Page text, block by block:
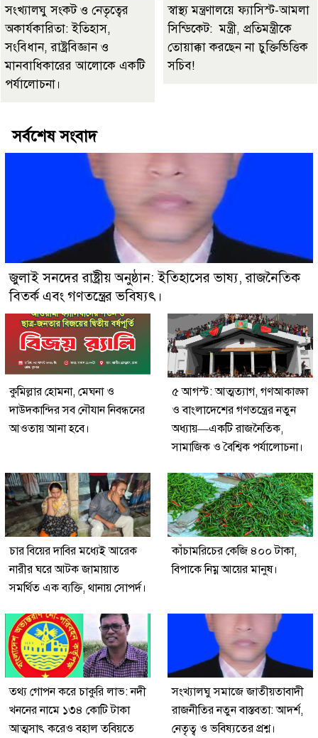
সংখ্যালঘু সংকট ও নেতৃত্বের
অকার্যকারিতা: ইতিহাস,
সংবিধান, রাষ্ট্রবিজ্ঞান ও
মানবাধিকারের আলোকে একটি
পর্যালোচনা।
স্বাস্থ্য মন্ত্রণালয়ে ফ্যাসিস্ট-আমলা
সিন্ডিকেট: মন্ত্রী, প্রতিমন্ত্রীকে
তোয়াক্কা করছেন না চুক্তিভিত্তিক
সচিব!
সর্বশেষ সংবাদ
জুলাই সনদের রাষ্ট্রীয় অনুষ্ঠান: ইতিহাসের ভাষ্য, রাজনৈতিক
বিতর্ক এবং গণতন্ত্রের ভবিষ্যৎ।
কুমিল্লার হোমনা, মেঘনা ও
দাউদকান্দির সব নৌযান নিবন্ধনের
আওতায় আনা হবে।
৫ আগস্ট: আত্মত্যাগ, গণআকাঙ্ক্ষা
ও বাংলাদেশের গণতন্ত্রের নতুন
অধ্যায়—একটি রাজনৈতিক,
সামাজিক ও বৈশ্বিক পর্যালোচনা।
চার বিয়ের দাবির মধ্যেই আরেক
নারীর ঘরে আটক জামায়াত
সমর্থিত এক ব্যক্তি, থানায় সোপর্দ।
কাঁচামরিচের কেজি ৪০০ টাকা,
বিপাকে নিম্ন আয়ের মানুষ।
তথ্য গোপন করে চাকুরি লাভ: নদী
খননের নামে ১৩৪ কোটি টাকা
আত্মসাৎ করেও বহাল তবিয়তে
সংখ্যালঘু সমাজে জাতীয়তাবাদী
রাজনীতির নতুন বাস্তবতা: আদর্শ,
নেতৃত্ব ও ভবিষ্যতের প্রশ্ন।